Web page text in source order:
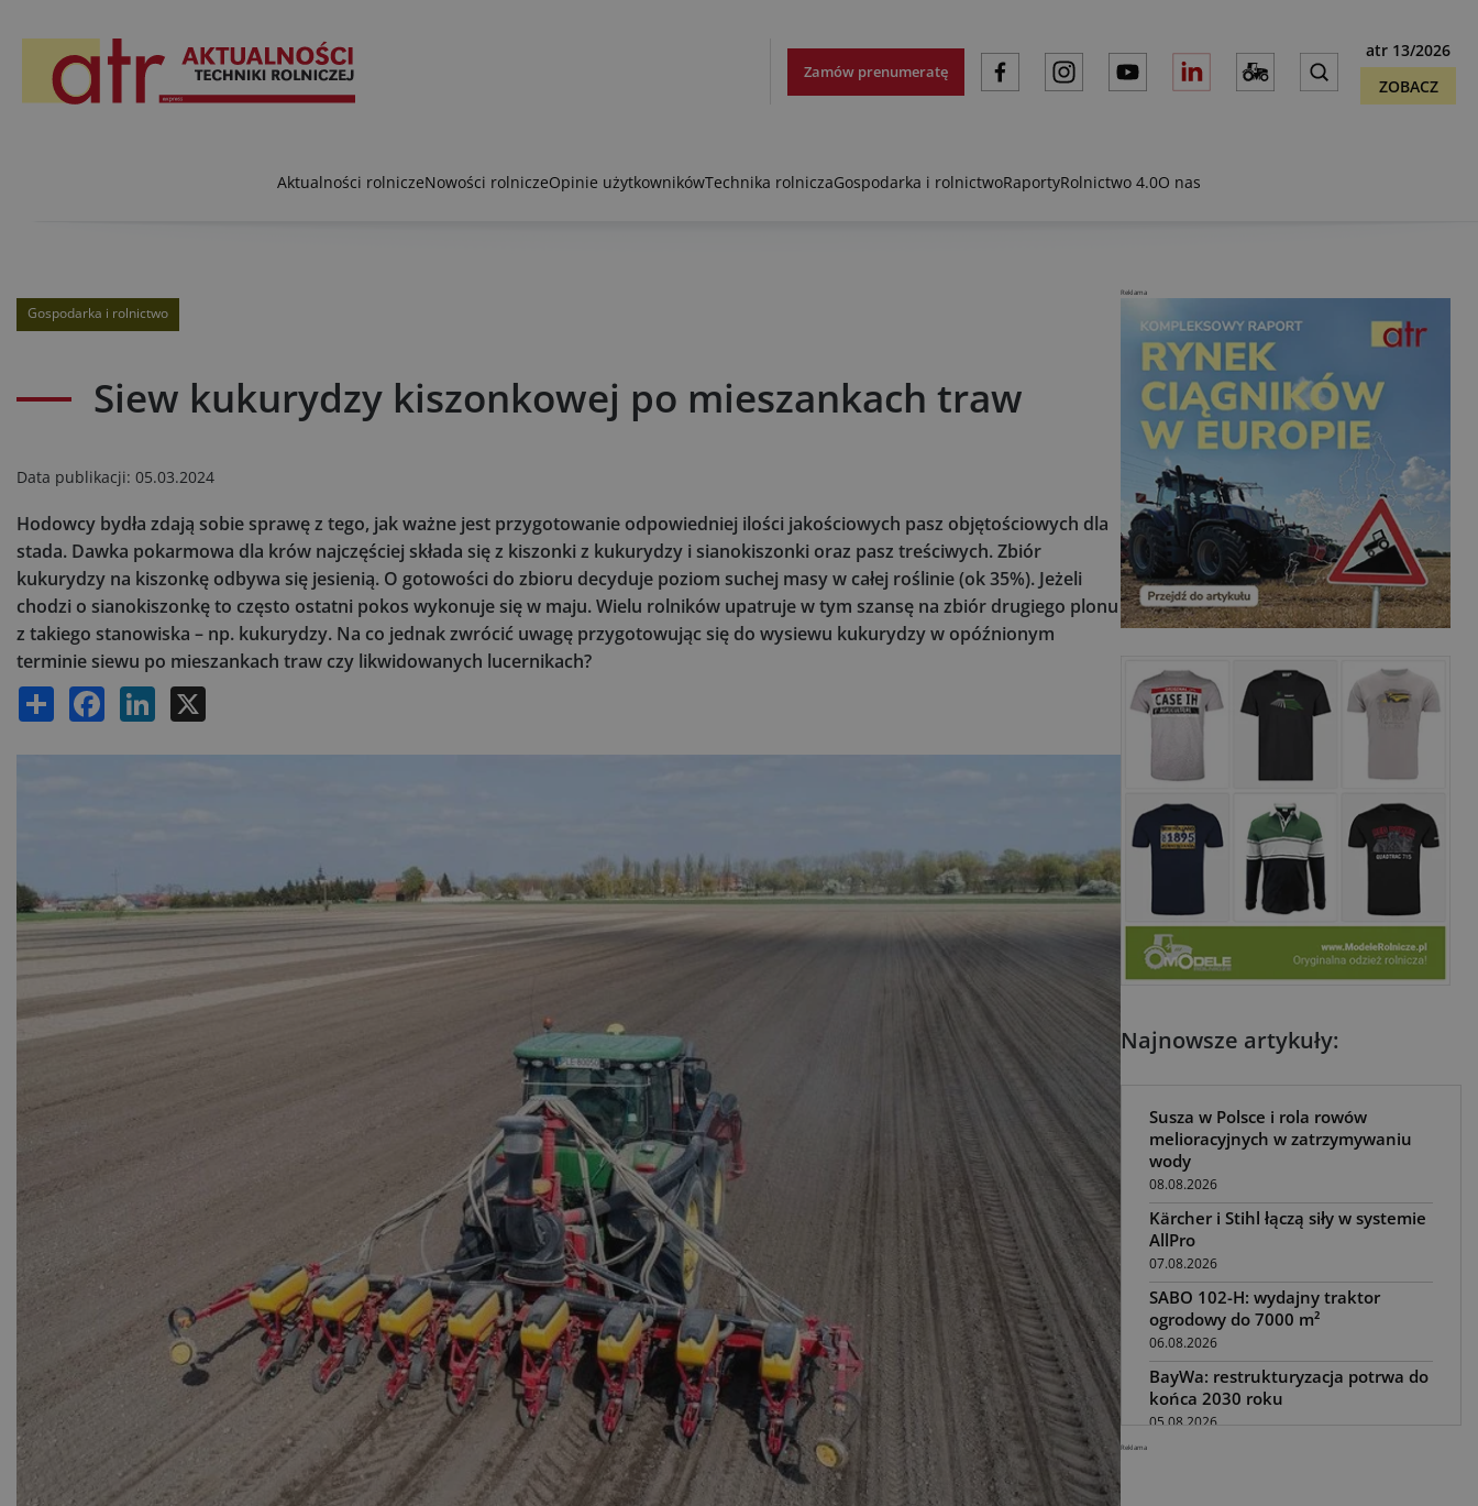
Zamów prenumeratę
atr 13/2026
ZOBACZ
Aktualności rolniczeNowości rolniczeOpinie użytkownikówTechnika rolniczaGospodarka i rolnictwoRaportyRolnictwo 4.0O nas
Gospodarka i rolnictwo
Siew kukurydzy kiszonkowej po mieszankach traw
Data publikacji: 05.03.2024
Hodowcy bydła zdają sobie sprawę z tego, jak ważne jest przygotowanie odpowiedniej ilości jakościowych pasz objętościowych dla
stada. Dawka pokarmowa dla krów najczęściej składa się z kiszonki z kukurydzy i sianokiszonki oraz pasz treściwych. Zbiór
kukurydzy na kiszonkę odbywa się jesienią. O gotowości do zbioru decyduje poziom suchej masy w całej roślinie (ok 35%). Jeżeli
chodzi o sianokiszonkę to często ostatni pokos wykonuje się w maju. Wielu rolników upatruje w tym szansę na zbiór drugiego plonu
z takiego stanowiska – np. kukurydzy. Na co jednak zwrócić uwagę przygotowując się do wysiewu kukurydzy w opóźnionym
terminie siewu po mieszankach traw czy likwidowanych lucernikach?
Share Facebook LinkedIn
Reklama
Najnowsze artykuły:
Susza w Polsce i rola rowów
melioracyjnych w zatrzymywaniu
wody
08.08.2026
Kärcher i Stihl łączą siły w systemie
AllPro
07.08.2026
SABO 102-H: wydajny traktor
ogrodowy do 7000 m²
06.08.2026
BayWa: restrukturyzacja potrwa do
końca 2030 roku
05.08.2026
Reklama